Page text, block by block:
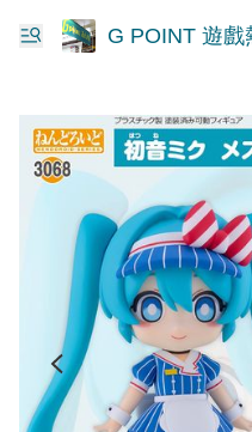
G POINT 遊戲